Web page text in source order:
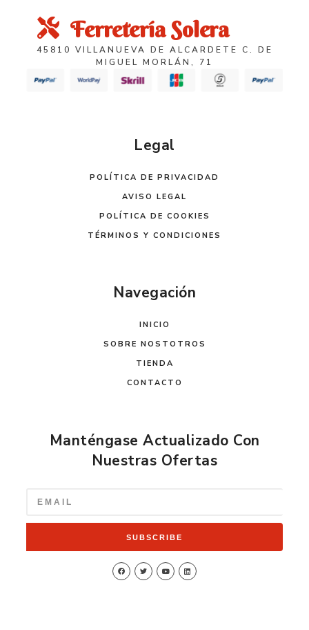
Ferretería Solera
45810 VILLANUEVA DE ALCARDETE C. DE
MIGUEL MORLÁN, 71
Legal
POLÍTICA DE PRIVACIDAD
AVISO LEGAL
POLÍTICA DE COOKIES
TÉRMINOS Y CONDICIONES
Navegación
INICIO
SOBRE NOSTOTROS
TIENDA
CONTACTO
Manténgase Actualizado Con
Nuestras Ofertas
SUBSCRIBE